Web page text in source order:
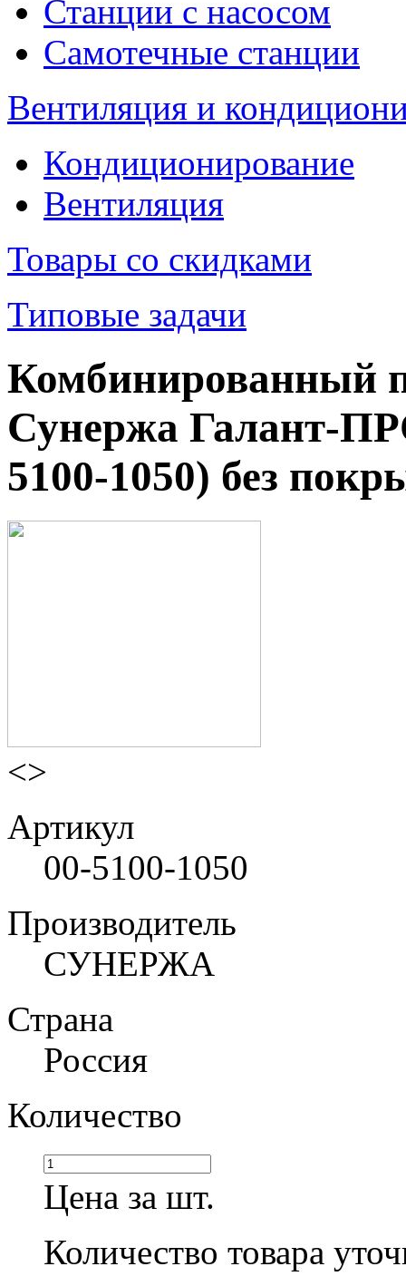
Станции с насосом
Самотечные станции
Вентиляция и
Кондиционирование
Вентиляция
Товары со скидками
Типовые задачи
Комбинированный
Сунержа Галант-
5100-1050) без
<>
Артикул
00-5100-1050
Производитель
СУНЕРЖА
Страна
Россия
Количество
Цена за шт.
Количество товара